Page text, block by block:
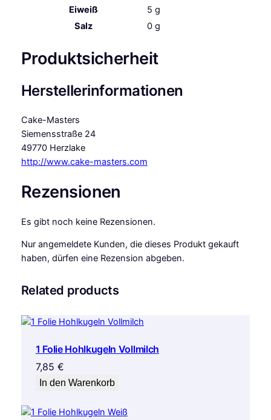
Eiweiß
5 g
Salz
0 g
Produktsicherheit
Herstellerinformationen
Cake-Masters
Siemensstraße 24
49770 Herzlake
http://www.cake-masters.com
Rezensionen
Es gibt noch keine Rezensionen.
Nur angemeldete Kunden, die dieses Produkt gekauft
haben, dürfen eine Rezension abgeben.
Related products
1 Folie Hohlkugeln Vollmilch
7,85 €
In den Warenkorb